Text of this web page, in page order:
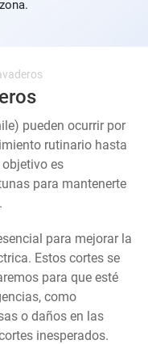
pueden ocurrir por
rutinario hasta
es
para mantenerte
para mejorar la
Estos cortes se
para que esté
como
o daños en las
inesperados.